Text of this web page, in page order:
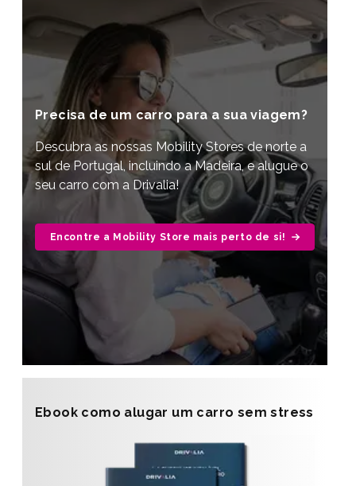
Precisa de um carro para a sua viagem?
Descubra as nossas Mobility Stores de norte a
sul de Portugal, incluindo a Madeira, e alugue o
seu carro com a Drivalia!
Encontre a Mobility Store mais perto de si!
Ebook como alugar um carro sem stress